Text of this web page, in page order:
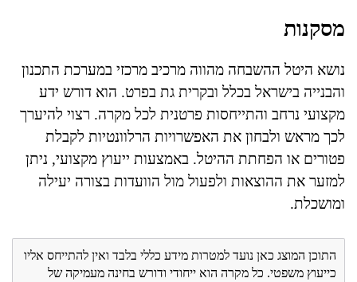
מסקנות
נושא היטל ההשבחה מהווה מרכיב מרכזי במערכת התכנון
והבנייה בישראל בכלל ובקרית גת בפרט. הוא דורש ידע
מקצועי נרחב והתייחסות פרטנית לכל מקרה. רצוי להיערך
לכך מראש ולבחון את האפשרויות הרלוונטיות לקבלת
פטורים או הפחתת ההיטל. באמצעות ייעוץ מקצועי, ניתן
למזער את ההוצאות ולפעול מול הוועדות בצורה יעילה
ומושכלת.
התוכן המוצג כאן נועד למטרות מידע כללי בלבד ואין להתייחס אליו
כייעוץ משפטי. כל מקרה הוא ייחודי ודורש בחינה מעמיקה של